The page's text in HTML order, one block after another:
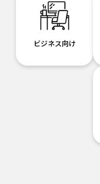
ビジネス向け